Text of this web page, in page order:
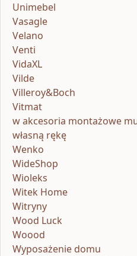
Unimebel
Vasagle
Velano
Venti
VidaXL
Vilde
Villeroy&Boch
Vitmat
w akcesoria montażowe
własną rękę
Wenko
WideShop
Wioleks
Witek Home
Witryny
Wood Luck
Woood
Wyposażenie domu